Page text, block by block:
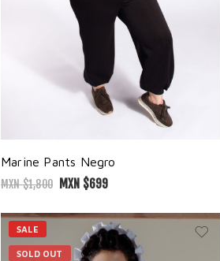
Marine Pants Negro
MXN $1,800 MXN $699
SALE
SOLD OUT